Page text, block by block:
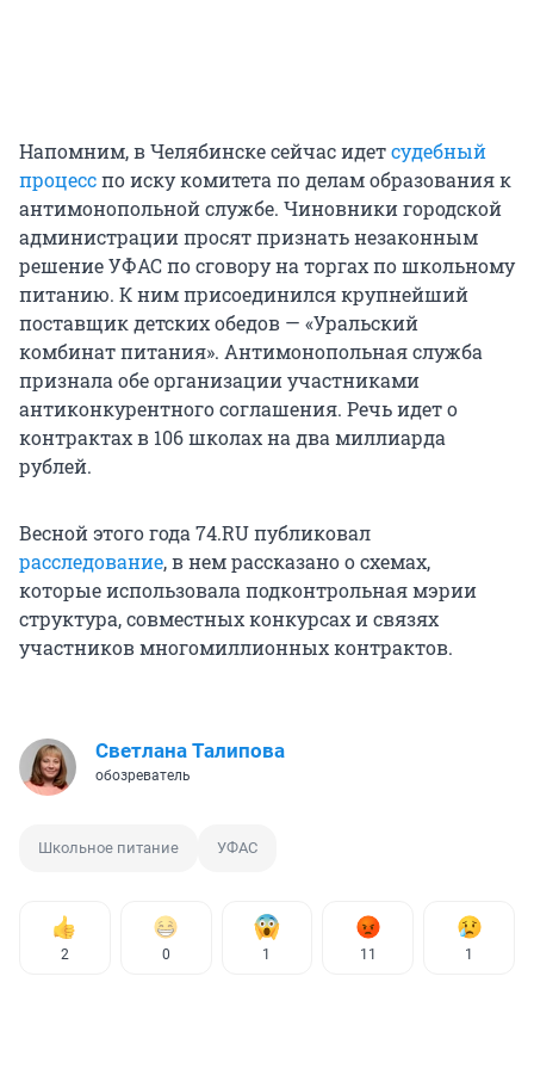
Напомним, в Челябинске сейчас идетсудебный
процесспо иску комитета по делам образования к
антимонопольной службе. Чиновники городской
администрации просят признать незаконным
решение УФАС по сговору на торгах по школьному
питанию. К ним присоединился крупнейший
поставщик детских обедов — «Уральский
комбинат питания». Антимонопольная служба
признала обе организации участниками
антиконкурентного соглашения. Речь идет о
контрактах в 106 школах на два миллиарда
рублей.
Весной этого года 74.RU публиковал
расследование, в нем рассказано о схемах,
которые использовала подконтрольная мэрии
структура, совместных конкурсах и связях
участников многомиллионных контрактов.
Светлана Талипова
обозреватель
Школьное питание УФАС
2 0 1 11 1